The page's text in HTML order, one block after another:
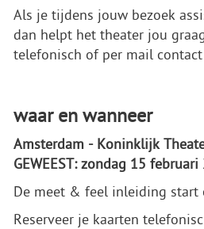
Als je tijdens jouw bezoek
dan helpt het theater jou
telefonisch of per mail
waar en wanneer
Amsterdam - Koninklijk
GEWEEST: zondag 15 februari
De meet & feel inleiding start
Reserveer je kaarten